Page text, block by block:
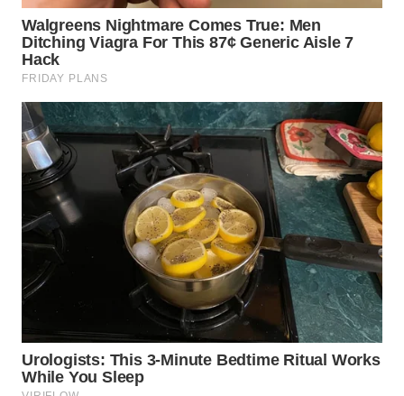
WN
BEKASI
WN
BOGOR
WN
DEPOK
WN
TAPANULI
SAMOSIR
WN